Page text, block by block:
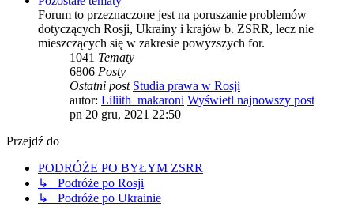
Forum to przeznaczone jest na poruszanie problemów
dotyczących Rosji, Ukrainy i krajów b. ZSRR, lecz nie
mieszczących się w zakresie powyzszych for.
1041 Tematy
6806 Posty
Ostatni post Studia prawa w Rosji
autor: Liliith_makaroni Wyświetl najnowszy post
pn 20 gru, 2021 22:50
Przejdź do
PODRÓŻE PO BYŁYM ZSRR
↳ Podróże po Rosji
↳ Podróże po Ukrainie